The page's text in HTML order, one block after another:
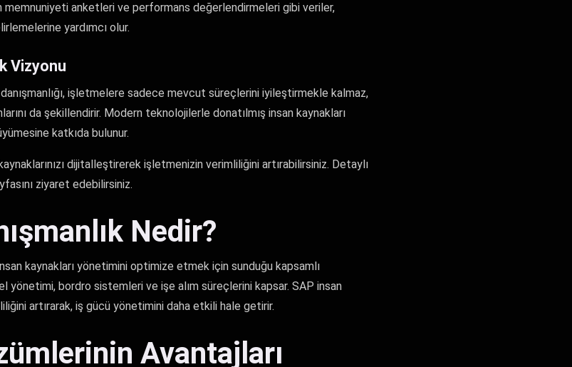
memnuniyeti anketleri ve performans değerlendirmeleri gibi veriler,
yardımcı olur.
Vizyonu
işletmelere sadece mevcut süreçlerini iyileştirmekle kalmaz,
da şekillendirir. Modern teknolojilerle donatılmış insan kaynakları
katkıda bulunur.
dijitalleştirerek işletmenizin verimliliğini artırabilirsiniz. Detaylı
ziyaret edebilirsiniz.
Nedir?
kaynakları yönetimini optimize etmek için sunduğu kapsamlı
yönetimi, bordro sistemleri ve işe alım süreçlerini kapsar. SAP insan
artırarak, iş gücü yönetimini daha etkili hale getirir.
Avantajları